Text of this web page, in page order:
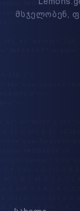
მსჯელობენ,